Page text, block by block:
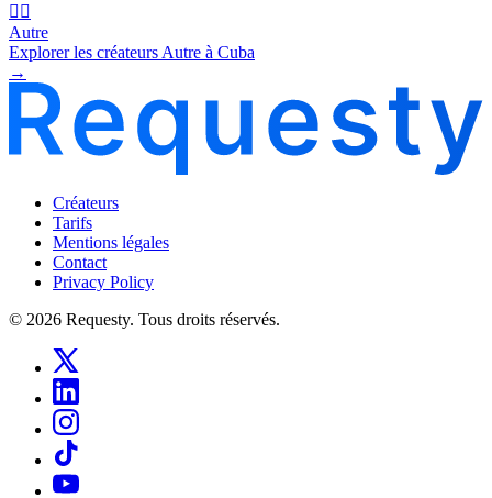
🧜‍♂️
Autre
Explorer les créateurs Autre à Cuba
→
Créateurs
Tarifs
Mentions légales
Contact
Privacy Policy
© 2026 Requesty. Tous droits réservés.